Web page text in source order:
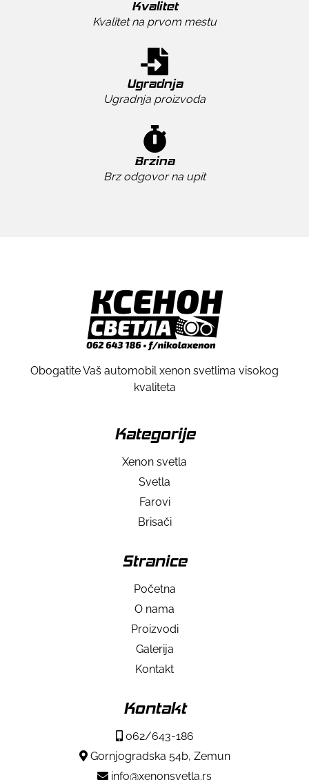
Kvalitet
Kvalitet na prvom mestu
Ugradnja
Ugradnja proizvoda
Brzina
Brz odgovor na upit
Obogatite Vaš automobil xenon svetlima visokog
kvaliteta
Kategorije
Xenon svetla
Svetla
Farovi
Brisači
Stranice
Početna
O nama
Proizvodi
Galerija
Kontakt
Kontakt
062/643-186
Gornjogradska 54b, Zemun
info@xenonsvetla.rs